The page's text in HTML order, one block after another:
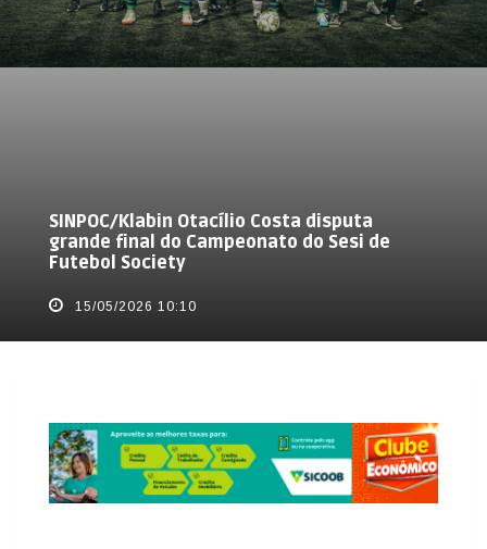
SINPOC/Klabin Otacílio Costa disputa
grande final do Campeonato do Sesi de
Futebol Society
15/05/2026 10:10